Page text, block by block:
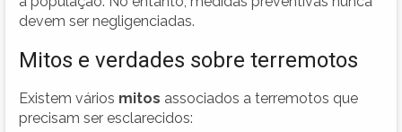
devem ser negligenciadas.
Mitos e verdades sobre terremotos
Existem vários mitos associados a terremotos que
precisam ser esclarecidos: